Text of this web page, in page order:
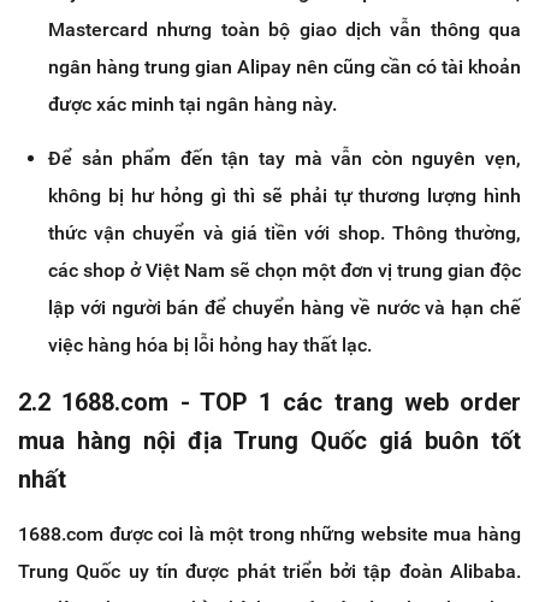
Mastercard nhưng toàn bộ giao dịch vẫn thông qua
ngân hàng trung gian Alipay nên cũng cần có tài khoản
được xác minh tại ngân hàng này.
Để sản phẩm đến tận tay mà vẫn còn nguyên vẹn,
không bị hư hỏng gì thì sẽ phải tự thương lượng hình
thức vận chuyển và giá tiền với shop. Thông thường,
các shop ở Việt Nam sẽ chọn một đơn vị trung gian độc
lập với người bán để chuyển hàng về nước và hạn chế
việc hàng hóa bị lỗi hỏng hay thất lạc.
2.2 1688.com - TOP 1 các trang web order
mua hàng nội địa Trung Quốc giá buôn tốt
nhất
1688.com được coi là một trong những website mua hàng
Trung Quốc uy tín được phát triển bởi tập đoàn Alibaba.